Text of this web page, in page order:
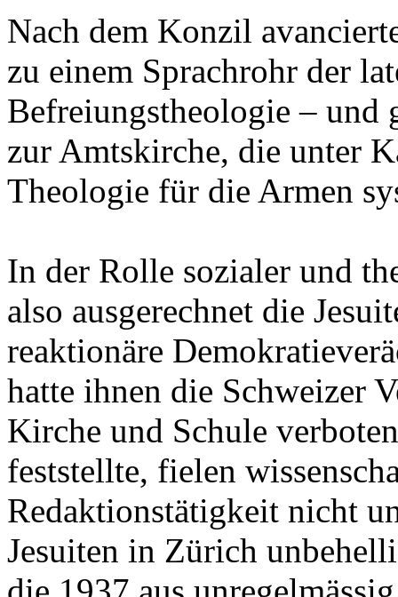
Nach dem Konzil
zu einem Sprachrohr der
Befreiungstheologie – und
zur Amtskirche, die unter
Theologie für die Armen
In der Rolle sozialer und
also ausgerechnet die
reaktionäre
hatte ihnen die Schweizer
Kirche und Schule
feststellte, fielen
Redaktionstätigkeit nicht
Jesuiten in Zürich